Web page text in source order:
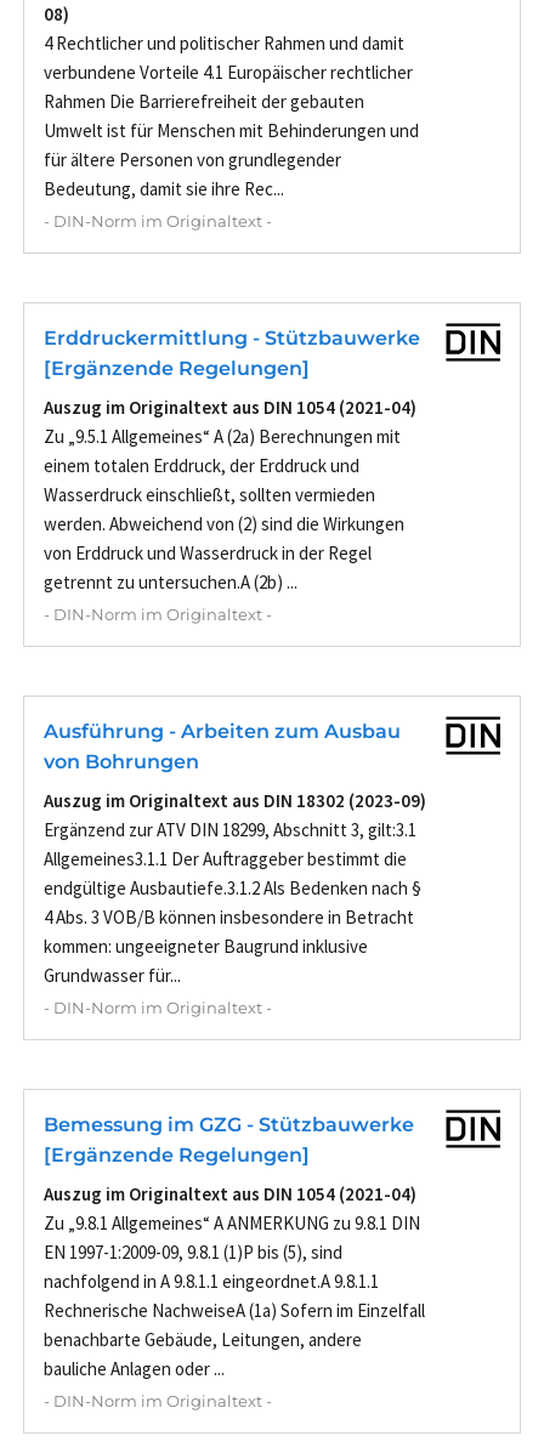
08)
4 Rechtlicher und politischer Rahmen und damit
verbundene Vorteile 4.1 Europäischer rechtlicher
Rahmen Die Barrierefreiheit der gebauten
Umwelt ist für Menschen mit Behinderungen und
für ältere Personen von grundlegender
Bedeutung, damit sie ihre Rec...
- DIN-Norm im Originaltext -
Erddruckermittlung - Stützbauwerke
[Ergänzende Regelungen]
Auszug im Originaltext aus DIN 1054 (2021-04)
Zu „9.5.1 Allgemeines“ A (2a) Berechnungen mit
einem totalen Erddruck, der Erddruck und
Wasserdruck einschließt, sollten vermieden
werden. Abweichend von (2) sind die Wirkungen
von Erddruck und Wasserdruck in der Regel
getrennt zu untersuchen.A (2b) ...
- DIN-Norm im Originaltext -
Ausführung - Arbeiten zum Ausbau
von Bohrungen
Auszug im Originaltext aus DIN 18302 (2023-09)
Ergänzend zur ATV DIN 18299, Abschnitt 3, gilt:3.1
Allgemeines3.1.1 Der Auftraggeber bestimmt die
endgültige Ausbautiefe.3.1.2 Als Bedenken nach §
4 Abs. 3 VOB/B können insbesondere in Betracht
kommen: ungeeigneter Baugrund inklusive
Grundwasser für...
- DIN-Norm im Originaltext -
Bemessung im GZG - Stützbauwerke
[Ergänzende Regelungen]
Auszug im Originaltext aus DIN 1054 (2021-04)
Zu „9.8.1 Allgemeines“ A ANMERKUNG zu 9.8.1 DIN
EN 1997-1:2009-09, 9.8.1 (1)P bis (5), sind
nachfolgend in A 9.8.1.1 eingeordnet.A 9.8.1.1
Rechnerische NachweiseA (1a) Sofern im Einzelfall
benachbarte Gebäude, Leitungen, andere
bauliche Anlagen oder ...
- DIN-Norm im Originaltext -